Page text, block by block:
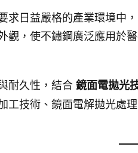
求日益嚴格的產業環境中
觀，使不鏽鋼廣泛應用於
耐久性，結合鏡面電拋光
工技術、鏡面電解拋光處